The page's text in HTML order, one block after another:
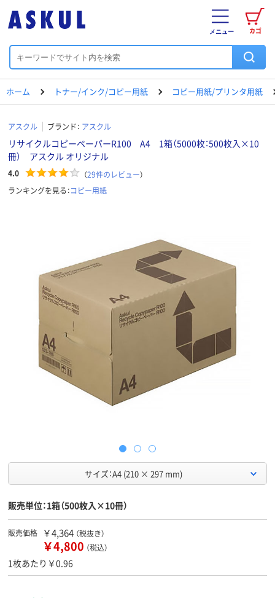
カゴ
メニュー
ホーム トナー/インク/コピー用紙 コピー用紙/プリンタ用紙
アスクル ブランド： アスクル
リサイクルコピーペーパーR100 A4 1箱（5000枚：500枚入×10
冊） アスクル オリジナル
4.0 （29件のレビュー）
ランキングを見る：コピー用紙
サイズ：A4 (210 × 297 mm)
販売単位：1箱（500枚入×10冊）
販売価格 ￥4,364 （税抜き）
￥4,800 （税込）
1枚あたり￥0.96